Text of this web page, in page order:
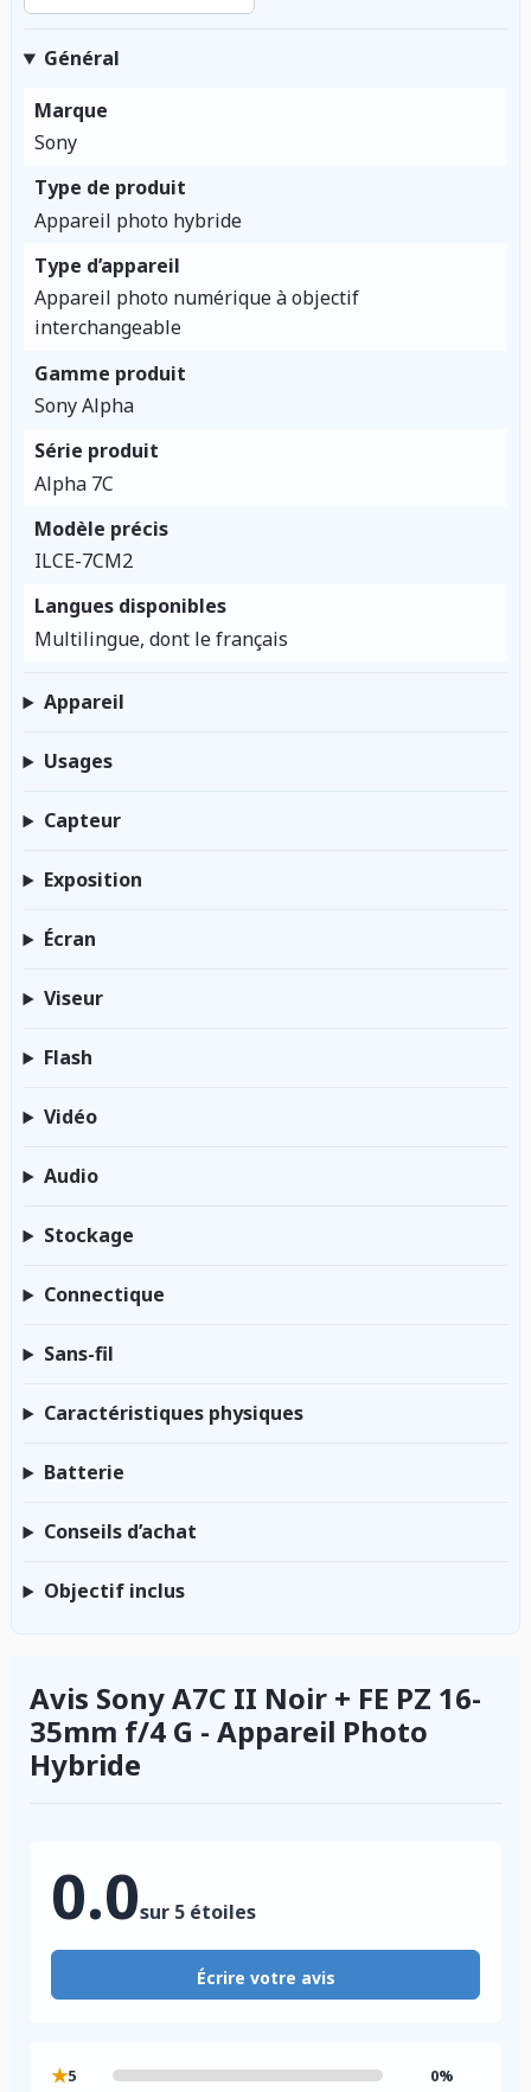
Général
Marque
Sony
Type de produit
Appareil photo hybride
Type d’appareil
Appareil photo numérique à objectif
interchangeable
Gamme produit
Sony Alpha
Série produit
Alpha 7C
Modèle précis
ILCE-7CM2
Langues disponibles
Multilingue, dont le français
Appareil
Usages
Capteur
Exposition
Écran
Viseur
Flash
Vidéo
Audio
Stockage
Connectique
Sans-fil
Caractéristiques physiques
Batterie
Conseils d’achat
Objectif inclus
Avis Sony A7C II Noir + FE PZ 16-
35mm f/4 G - Appareil Photo
Hybride
0.0sur 5 étoiles
Écrire votre avis
★5 0%